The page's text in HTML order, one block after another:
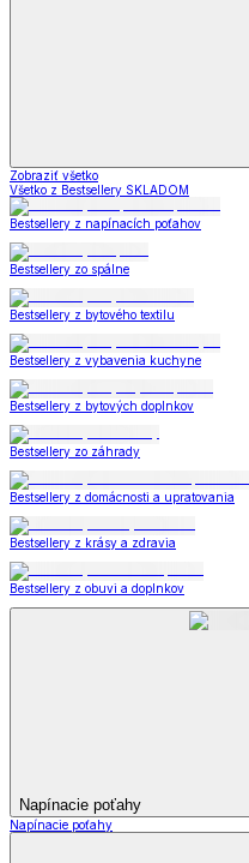
Zobraziť všetko
Všetko z Bestsellery SKLADOM
Bestsellery z napínacích poťahov
Bestsellery zo spálne
Bestsellery z bytového textilu
Bestsellery z vybavenia kuchyne
Bestsellery z bytových doplnkov
Bestsellery zo záhrady
Bestsellery z domácnosti a upratovania
Bestsellery z krásy a zdravia
Bestsellery z obuvi a doplnkov
Napínacie poťahy
Napínacie poťahy